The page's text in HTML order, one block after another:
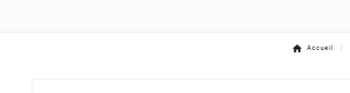
Accueil